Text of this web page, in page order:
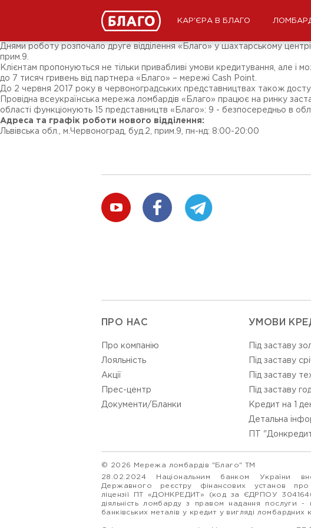
КАР'ЄРА В БЛАГО ЛОМБАРД
Підписники соц-мереж
Днями роботу розпочало друге відділення «Благо» у шахтарському центрі
прим.9.
Клієнтам пропонуються не тільки привабливі умови кредитування, але і
до 7 тисяч гривень від партнера «Благо» – мережі Cash Point.
До 2 червня 2017 року в червоноградських представництвах також
Провідна всеукраїнська мережа ломбардів «Благо» працює на ринку
області функціонують 15 представництв «Благо»: 9 - безпосередньо в
Адреса та графік роботи нового відділення:
Львівська обл., м.Червоноград, буд.2, прим.9, пн-нд: 8:00-20:00
ПРО НАС
Про компанію
Лояльність
Акції
Прес-центр
Документи/Бланки
УМОВИ
Під заставу
Під заставу
Під заставу
Під заставу
Кредит на 1
Детальна
ПТ
© 2026 Мережа ломбардів "Благо" ТМ
28.02.2024 Національним банком України
Державного реєстру фінансових установ
ліцензії ПТ «ДОНКРЕДИТ» (код за ЄДРПОУ
діяльність ломбарду з правом надання послуги -
банківських металів у кредит у вигляді ломбардних